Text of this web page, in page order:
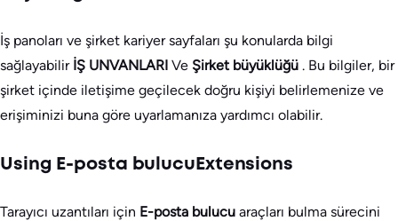
İş panoları ve şirket kariyer sayfaları şu konularda bilgi
sağlayabilir İŞ UNVANLARI Ve Şirket büyüklüğü . Bu bilgiler, bir
şirket içinde iletişime geçilecek doğru kişiyi belirlemenize ve
erişiminizi buna göre uyarlamanıza yardımcı olabilir.
Using E-posta bulucuExtensions
Tarayıcı uzantıları için E-posta bulucu araçları bulma sürecini